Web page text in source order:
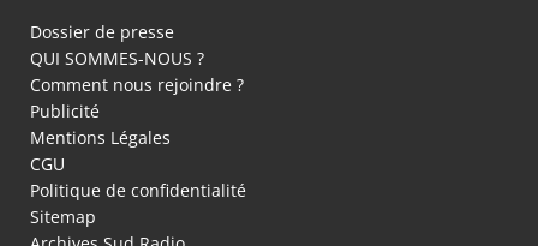
Dossier de presse
QUI SOMMES-NOUS ?
Comment nous rejoindre ?
Publicité
Mentions Légales
CGU
Politique de confidentialité
Sitemap